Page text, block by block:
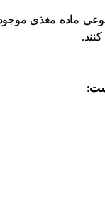
نوعی ماده مغذی